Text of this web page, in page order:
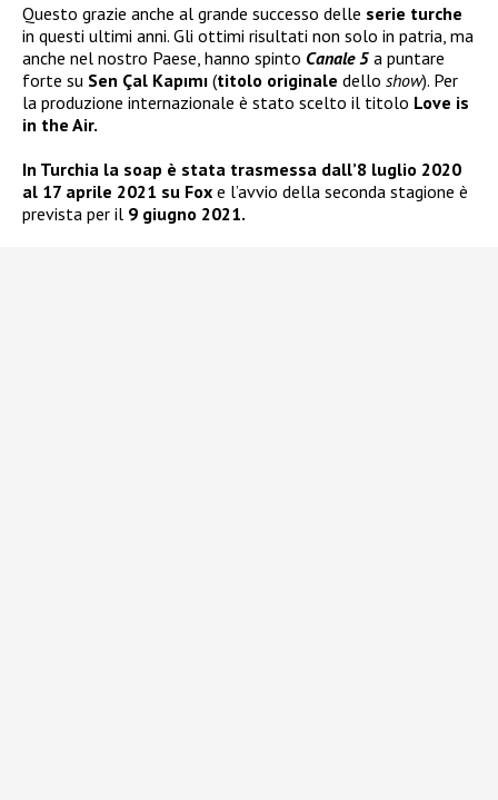
Questo grazie anche al grande successo delle serie turche
in questi ultimi anni. Gli ottimi risultati non solo in patria, ma
anche nel nostro Paese, hanno spinto Canale 5 a puntare
forte su Sen Çal Kapımı (titolo originale dello show). Per
la produzione internazionale è stato scelto il titolo Love is
in the Air.
In Turchia la soap è stata trasmessa dall’8 luglio 2020
al 17 aprile 2021 su Fox e l’avvio della seconda stagione è
prevista per il 9 giugno 2021.